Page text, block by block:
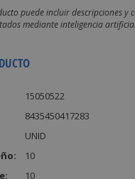
puede incluir descripciones y
mediante inteligencia
15050522
8435450417283
UNID
10
10